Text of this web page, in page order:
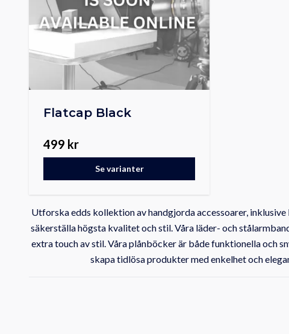
Flatcap Black
499 kr
Se varianter
Utforska edds kollektion av handgjorda accessoarer,
säkerställa högsta kvalitet och stil. Våra läder- och
extra touch av stil. Våra plånböcker är både funktionella och
skapa tidlösa produkter med enkelhet och